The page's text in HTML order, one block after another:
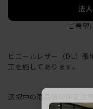
法
ご希望
ビニールレザー（DL）
工を施してあります。
選択中の商品情報